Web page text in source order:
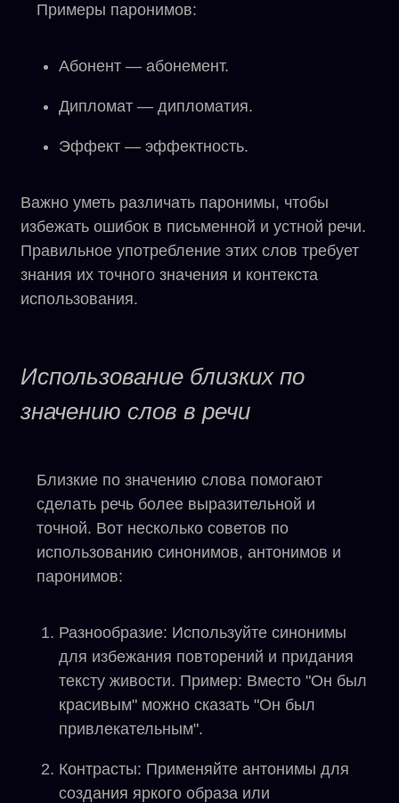
Примеры паронимов:
Абонент — абонемент.
Дипломат — дипломатия.
Эффект — эффектность.
Важно уметь различать паронимы, чтобы
избежать ошибок в письменной и устной речи.
Правильное употребление этих слов требует
знания их точного значения и контекста
использования.
Использование близких по
значению слов в речи
Близкие по значению слова помогают
сделать речь более выразительной и
точной. Вот несколько советов по
использованию синонимов, антонимов и
паронимов:
Разнообразие: Используйте синонимы
для избежания повторений и придания
тексту живости. Пример: Вместо "Он был
красивым" можно сказать "Он был
привлекательным".
Контрасты: Применяйте антонимы для
создания яркого образа или